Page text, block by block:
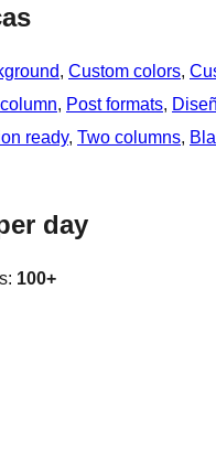
, Custom colors,
, Post formats,
ready, Two columns,
day
100+